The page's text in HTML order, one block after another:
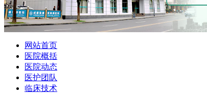
网站首页
医院概括
医院动态
医护团队
临床技术